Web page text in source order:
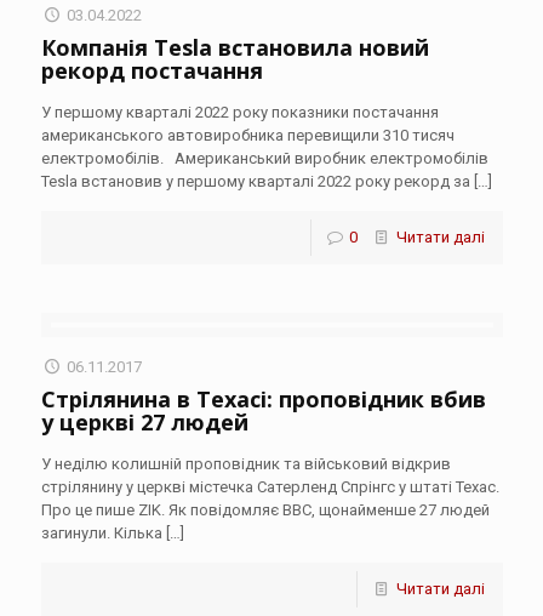
03.04.2022
Компанія Tesla встановила новий
рекорд постачання
У першому кварталі 2022 року показники постачання
американського автовиробника перевищили 310 тисяч
електромобілів. Американський виробник електромобілів
Tesla встановив у першому кварталі 2022 року рекорд за […]
0 Читати далі
06.11.2017
Стрілянина в Техасі: проповідник вбив
у церкві 27 людей
У неділю колишній проповідник та військовий відкрив
стрілянину у церкві містечка Сатерленд Спрінгс у штаті Техас.
Про це пише ZIK. Як повідомляє BBC, щонайменше 27 людей
загинули. Кілька […]
Читати далі